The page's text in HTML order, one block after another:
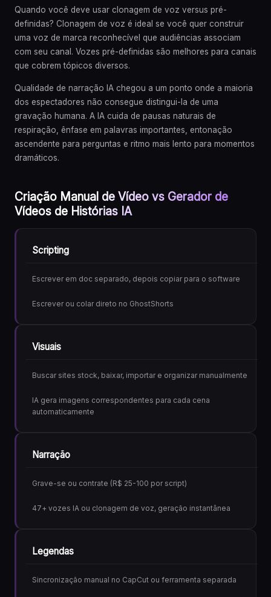
Quando você deve usar clonagem de voz versus pré-
definidas? Clonagem de voz é ideal se você quer construir
uma voz de marca reconhecível que audiências associam
com seu canal. Vozes pré-definidas são melhores para canais
que cobrem tópicos diversos.
Qualidade de narração IA chegou a um ponto onde a maioria
dos espectadores não consegue distingui-la de uma
gravação humana. A IA cuida de pausas naturais de
respiração, ênfase em palavras importantes, entonação
ascendente para perguntas e ritmo mais lento para momentos
dramáticos.
Criação Manual de Vídeo vs Gerador de
Vídeos de Histórias IA
Scripting
Escrever em doc separado, depois copiar para o software
Escrever ou colar direto no GhostShorts
Visuais
Buscar sites stock, baixar, importar e organizar manualmente
IA gera imagens correspondentes para cada cena
automaticamente
Narração
Grave-se ou contrate (R$ 25-100 por script)
47+ vozes IA ou clonagem de voz, geração instantânea
Legendas
Sincronização manual no CapCut ou ferramenta separada